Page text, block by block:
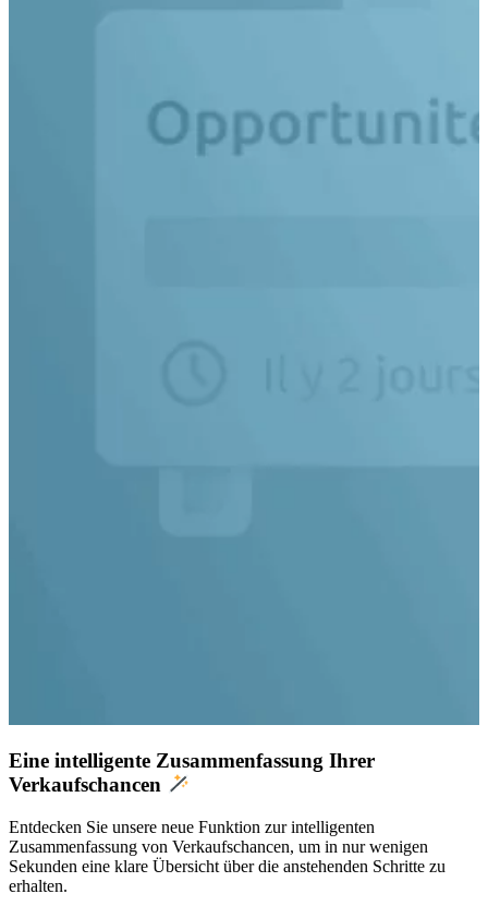
Eine intelligente Zusammenfassung Ihrer
Verkaufschancen
Entdecken Sie unsere neue Funktion zur intelligenten
Zusammenfassung von Verkaufschancen, um in nur wenigen
Sekunden eine klare Übersicht über die anstehenden Schritte zu
erhalten.